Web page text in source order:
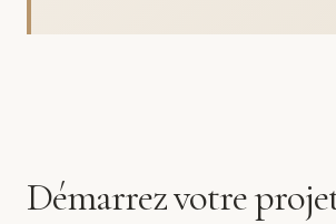
Démarrez votre